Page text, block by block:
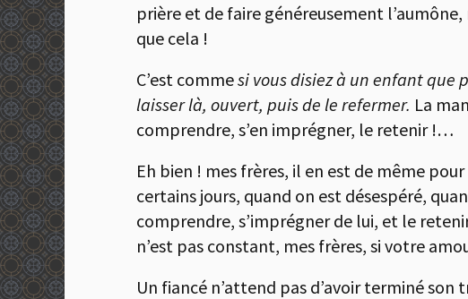
prière et de faire généreusement
que cela !
C’est commesi vous disiez à un enfant que
laisser là, ouvert, puis de le refermer. La
comprendre, s’en imprégner, le retenir !…
Eh bien ! mes frères, il en est de même
certains jours, quand on est désespéré,
comprendre, s’imprégner de lui, et le
n’est pas constant, mes frères, si votre
Un fiancé n’attend pas d’avoir terminé